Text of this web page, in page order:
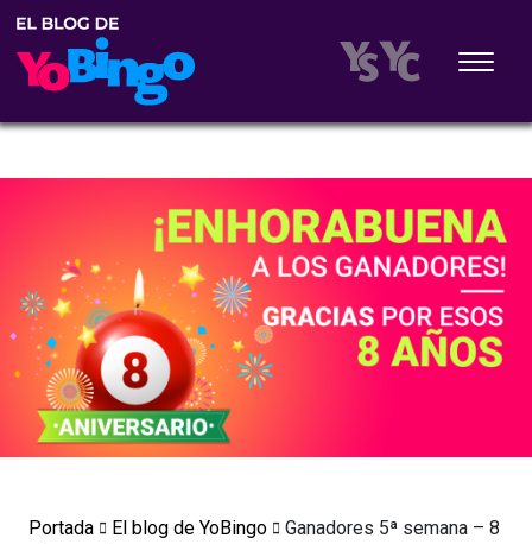
Portada El blog de YoBingo
Ganadores 5ª semana – 8